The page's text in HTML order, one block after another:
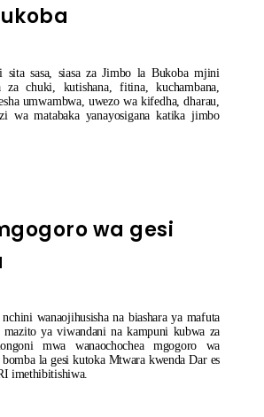
sasa, siasa za Jimbo la Bukoba mjini
za chuki, kutishana, fitina, kuchambana,
umwambwa, uwezo wa kifedha, dharau,
wa matabaka yanayosigana katika jimbo
wa gesi
wanaojihusisha na biashara ya mafuta
ya viwandani na kampuni kubwa za
mwa wanaochochea mgogoro wa
la gesi kutoka Mtwara kwenda Dar es
imethibitishiwa.